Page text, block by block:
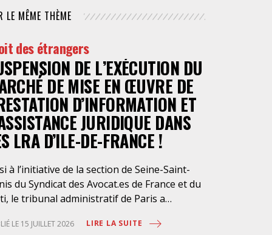
LE MÊME THÈME
des étrangers
DE L’EXÉCUTION DU
DE MISE EN ŒUVRE DE
D’INFORMATION ET
JURIDIQUE DANS
LRA D’ILE-DE-FRANCE !
à l’initiative de la section de Seine-Saint-
du Syndicat des Avocat.es de France et du
le tribunal administratif de Paris a
public visant à la « mise en œuvre de
LE 15 JUILLET 2026 LIRE LA SUITE